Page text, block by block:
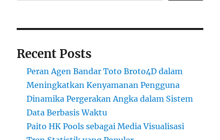
Recent Posts
Peran Agen Bandar Toto Broto4D dalam
Meningkatkan Kenyamanan Pengguna
Dinamika Pergerakan Angka dalam Sistem
Data Berbasis Waktu
Paito HK Pools sebagai Media Visualisasi